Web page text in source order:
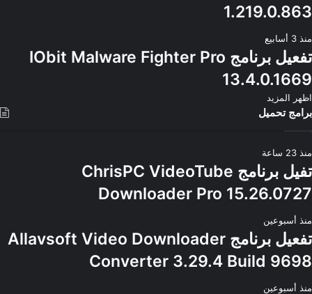
1.219.0.863
منذ 3 أسابيع
تفعيل برنامج IObit Malware Fighter Pro
13.4.0.1669
اظهر المزيد
برامج تحميل
منذ 23 ساعة
تفيل برنامج ChrisPC VideoTube
Downloader Pro 15.26.0727
منذ أسبوعين
تفعيل برنامج Allavsoft Video Downloader
Converter 3.29.4 Build 9698
منذ أسبوعين